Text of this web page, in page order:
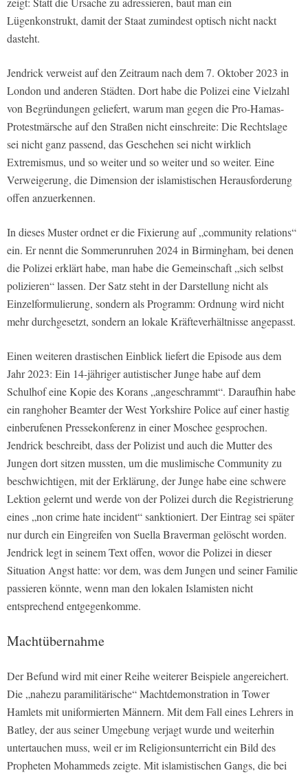
Lügenkonstrukt, damit der Staat zumindest optisch nicht nackt
dasteht.
Jendrick verweist auf den Zeitraum nach dem 7. Oktober 2023 in
London und anderen Städten. Dort habe die Polizei eine Vielzahl
von Begründungen geliefert, warum man gegen die Pro-Hamas-
Protestmärsche auf den Straßen nicht einschreite: Die Rechtslage
sei nicht ganz passend, das Geschehen sei nicht wirklich
Extremismus, und so weiter und so weiter und so weiter. Eine
Verweigerung, die Dimension der islamistischen Herausforderung
offen anzuerkennen.
In dieses Muster ordnet er die Fixierung auf „community relations“
ein. Er nennt die Sommerunruhen 2024 in Birmingham, bei denen
die Polizei erklärt habe, man habe die Gemeinschaft „sich selbst
polizieren“ lassen. Der Satz steht in der Darstellung nicht als
Einzelformulierung, sondern als Programm: Ordnung wird nicht
mehr durchgesetzt, sondern an lokale Kräfteverhältnisse angepasst.
Einen weiteren drastischen Einblick liefert die Episode aus dem
Jahr 2023: Ein 14-jähriger autistischer Junge habe auf dem
Schulhof eine Kopie des Korans „angeschrammt“. Daraufhin habe
ein ranghoher Beamter der West Yorkshire Police auf einer hastig
einberufenen Pressekonferenz in einer Moschee gesprochen.
Jendrick beschreibt, dass der Polizist und auch die Mutter des
Jungen dort sitzen mussten, um die muslimische Community zu
beschwichtigen, mit der Erklärung, der Junge habe eine schwere
Lektion gelernt und werde von der Polizei durch die Registrierung
eines „non crime hate incident“ sanktioniert. Der Eintrag sei später
nur durch ein Eingreifen von Suella Braverman gelöscht worden.
Jendrick legt in seinem Text offen, wovor die Polizei in dieser
Situation Angst hatte: vor dem, was dem Jungen und seiner Familie
passieren könnte, wenn man den lokalen Islamisten nicht
entsprechend entgegenkomme.
Machtübernahme
Der Befund wird mit einer Reihe weiterer Beispiele angereichert.
Die „nahezu paramilitärische“ Machtdemonstration in Tower
Hamlets mit uniformierten Männern. Mit dem Fall eines Lehrers in
Batley, der aus seiner Umgebung verjagt wurde und weiterhin
untertauchen muss, weil er im Religionsunterricht ein Bild des
Propheten Mohammeds zeigte. Mit islamistischen Gangs, die bei